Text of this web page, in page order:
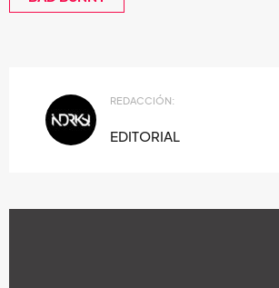
REDACCIÓN:
EDITORIAL